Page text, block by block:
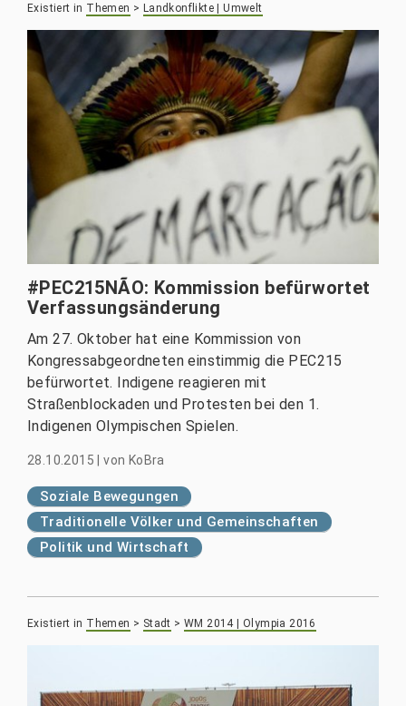
Existiert in Themen > Landkonflikte | Umwelt
#PEC215NÃO: Kommission befürwortet
Verfassungsänderung
Am 27. Oktober hat eine Kommission von
Kongressabgeordneten einstimmig die PEC215
befürwortet. Indigene reagieren mit
Straßenblockaden und Protesten bei den 1.
Indigenen Olympischen Spielen.
28.10.2015 |von KoBra
Soziale Bewegungen
Traditionelle Völker und Gemeinschaften
Politik und Wirtschaft
Existiert in Themen > Stadt >WM 2014 | Olympia 2016